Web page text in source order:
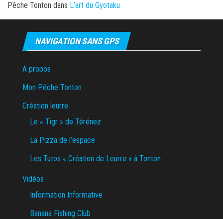
Pêche Tonton dans L’art du Gyotaku
NAVIGATION SANS GPS
A propos
Mon Pêche Tonton
Création leurre
Le « Tigr » de Térénez
La Pizza de l’espace
Les Tutos « Création de Leurre » à Tonton
Vidéos
Information Informative
Banana Fishing Club